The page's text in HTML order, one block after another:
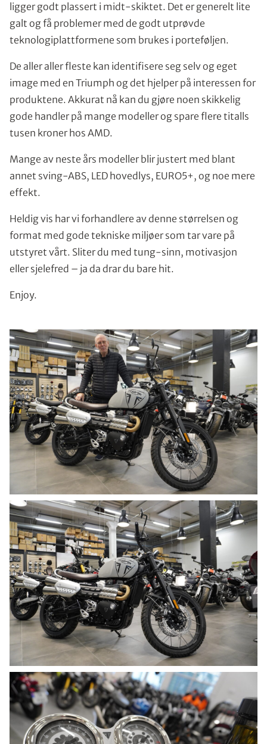
ligger godt plassert i midt-skiktet. Det er generelt lite
galt og få problemer med de godt utprøvde
teknologiplattformene som brukes i porteføljen.
De aller aller fleste kan identifisere seg selv og eget
image med en Triumph og det hjelper på interessen for
produktene. Akkurat nå kan du gjøre noen skikkelig
gode handler på mange modeller og spare flere titalls
tusen kroner hos AMD.
Mange av neste års modeller blir justert med blant
annet sving-ABS, LED hovedlys, EURO5+, og noe mere
effekt.
Heldig vis har vi forhandlere av denne størrelsen og
format med gode tekniske miljøer som tar vare på
utstyret vårt. Sliter du med tung-sinn, motivasjon
eller sjelefred – ja da drar du bare hit.
Enjoy.